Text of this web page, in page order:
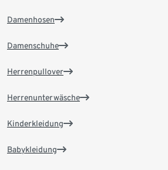
Damenhosen
Damenschuhe
Herrenpullover
Herrenunterwäsche
Kinderkleidung
Babykleidung